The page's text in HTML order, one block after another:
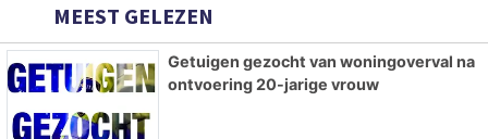
MEEST GELEZEN
Getuigen gezocht van woningoverval na
ontvoering 20-jarige vrouw